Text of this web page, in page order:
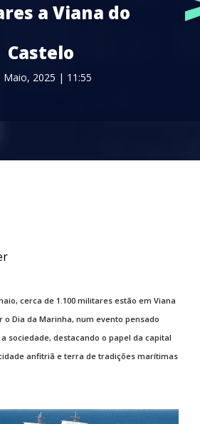
a Viana do
Castelo
Maio, 2025 | 11:55
cerca de 1.100 militares estão em Viana
o Dia da Marinha, num evento pensado
sociedade, destacando o papel da capital
anfitriã e terra de tradições marítimas